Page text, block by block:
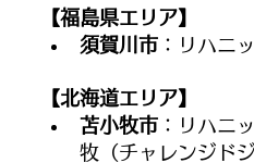
【福島県エリア】
須賀川市 ：リハニ
【北海道エリア】
苫小牧市 ：リハニ
牧（チャレンジド